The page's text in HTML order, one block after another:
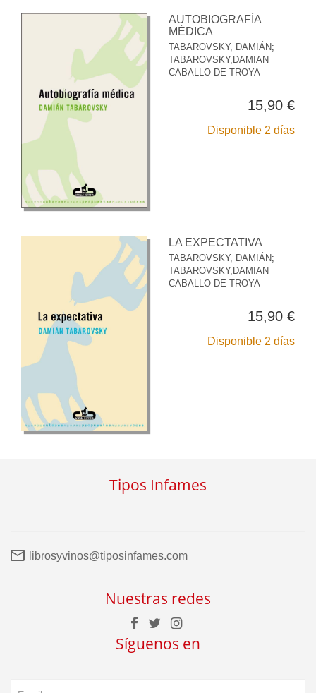
AUTOBIOGRAFÍA
MÉDICA
TABAROVSKY, DAMIÁN;
TABAROVSKY,DAMIAN
CABALLO DE TROYA
15,90 €
Disponible 2 días
LA EXPECTATIVA
TABAROVSKY, DAMIÁN;
TABAROVSKY,DAMIAN
CABALLO DE TROYA
15,90 €
Disponible 2 días
Tipos Infames
librosyvinos@tiposinfames.com
Nuestras redes
Síguenos en